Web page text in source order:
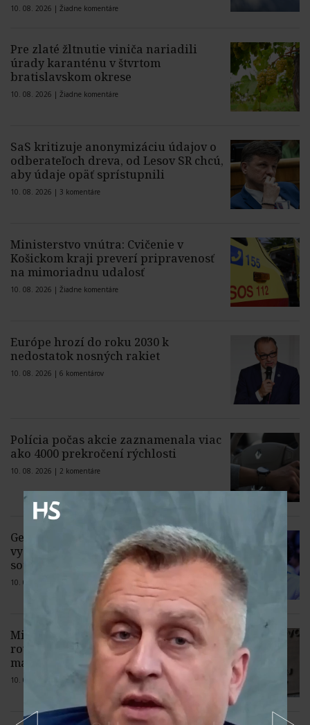
10. 08. 2026 | Žiadne komentáre
Pre zlaté žltnutie viniča nariadili
úrady karanténu v štvrtom
bratislavskom okrese
10. 08. 2026 | Žiadne komentáre
SaS kritizuje anonymizáciu údajov o
odberateľoch dreva, od Lesov SR chcú,
aby údaje opäť sprístupnili
10. 08. 2026 | 3 komentáre
Ministerstvo vnútra: Cvičenie v
Košickom kraji preverí pripravenosť
na mimoriadnu udalosť
10. 08. 2026 | Žiadne komentáre
Európe hrozí do roku 2030 k
nedostatok nosných rakiet
10. 08. 2026 | 6 komentárov
Polícia počas akcie zaznamenala viac
ako 4000 prekročení rýchlosti
10. 08. 2026 | 2 komentáre
Generálny riaditeľ spoločnosti Meta
vyzval na zníženie bariér pre open
source umelú inteligenciu
10. 08. 2026 | 2 komentáre
Ministerstvo vnútra nevyhovelo páru
rovnakého pohlavia pri zápise
manželstva,ten sa obráti na súd
10. 08. 2026 |